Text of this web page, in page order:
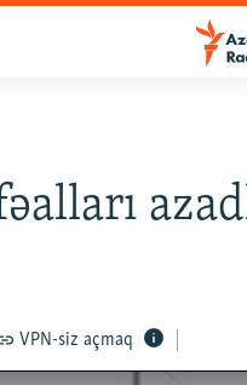
VPN-siz açmaq